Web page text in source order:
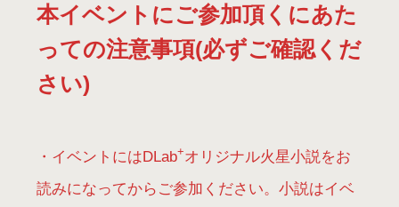
本イベントにご参加頂くにあた
っての注意事項(必ずご確認くだ
さい)
・イベントにはDLab+オリジナル火星小説をお
読みになってからご参加ください。小説はイベ